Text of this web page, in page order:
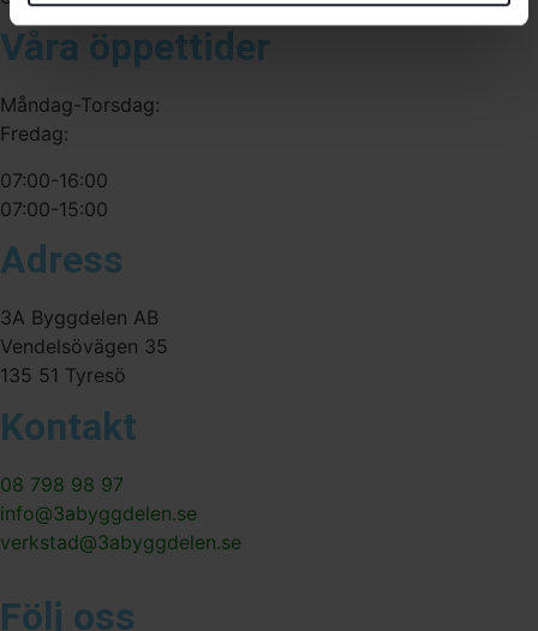
Våra öppettider
Måndag-Torsdag:
Fredag:
07:00-16:00
07:00-15:00
Adress
3A Byggdelen AB
Vendelsövägen 35
135 51 Tyresö
Kontakt
08 798 98 97
info@3abyggdelen.se
verkstad@3abyggdelen.se
Följ oss